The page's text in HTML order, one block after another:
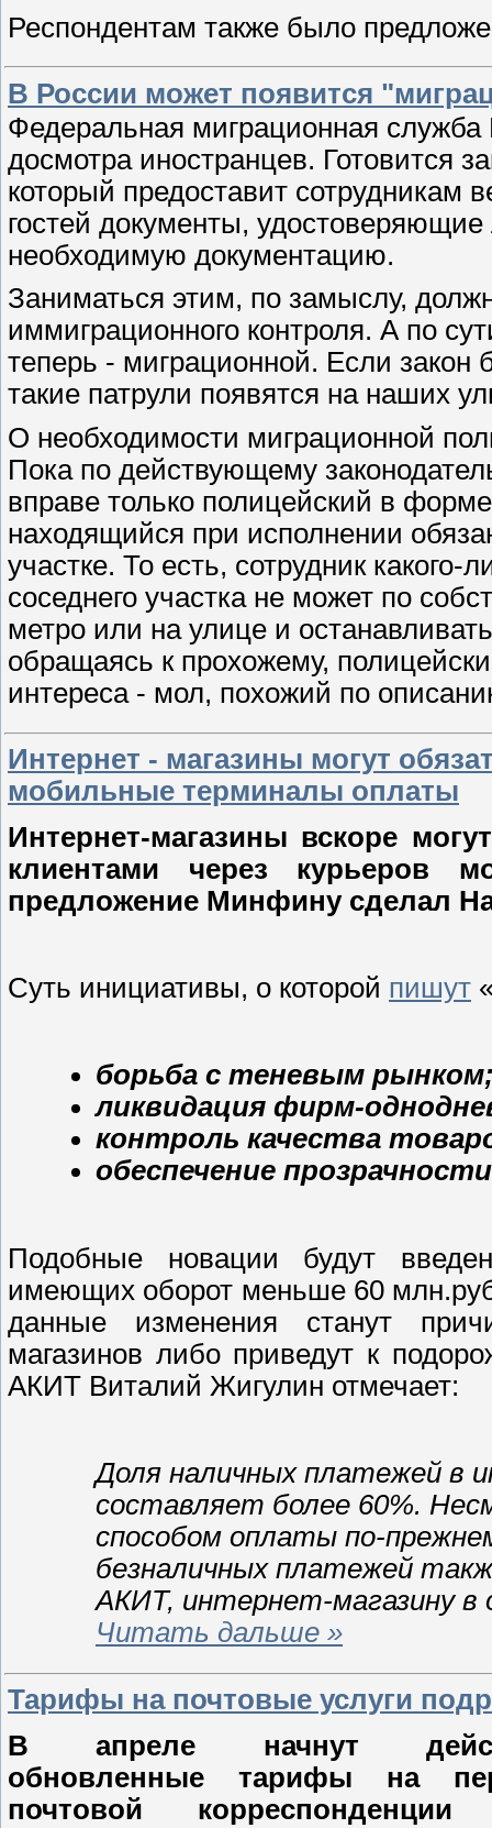
Респондентам также было
В России может появится
Федеральная миграционная
досмотра иностранцев. Готовится
который предоставит сотрудникам
гостей документы, удостоверяющие
необходимую документацию.
Заниматься этим, по замыслу,
иммиграционного контроля. А по
теперь - миграционной. Если закон
такие патрули появятся на наших
О необходимости миграционной
Пока по действующему
вправе только полицейский в
находящийся при исполнении
участке. То есть, сотрудник
соседнего участка не может по
метро или на улице и
обращаясь к прохожему,
интереса - мол, похожий по
Интернет - магазины могут
мобильные терминалы оплаты
Интернет-магазины вскоре
клиентами через курьеров
предложение Минфину сделал
Суть инициативы, о которой пишут
борьба с теневым
ликвидация фирм-
контроль качества
обеспечение
Подобные новации будут
имеющих оборот меньше 60
данные изменения станут
магазинов либо приведут к
АКИТ Виталий Жигулин отмечает:
Доля наличных платежей в
составляет более 60%.
способом оплаты по-
безналичных платежей
АКИТ, интернет-магазину в
Читать дальше »
Тарифы на почтовые услуги
В апреле начнут
обновленные тарифы на
почтовой корреспонденции